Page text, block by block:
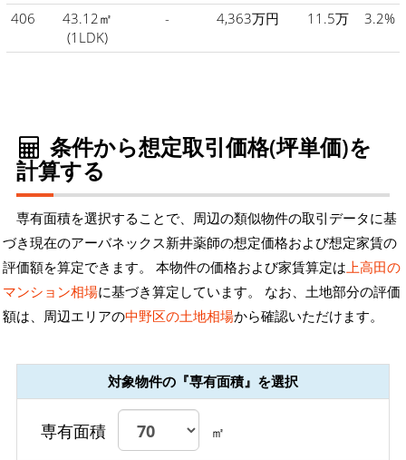
406
43.12㎡
(1LDK)
- 4,363万円 11.5万 3.2%
条件から想定取引価格(坪単価)を
計算する
専有面積を選択することで、周辺の類似物件の取引データに基
づき現在のアーバネックス新井薬師の想定価格および想定家賃の
評価額を算定できます。 本物件の価格および家賃算定は上高田の
マンション相場に基づき算定しています。 なお、土地部分の評価
額は、周辺エリアの中野区の土地相場から確認いただけます。
対象物件の『専有面積』を選択
専有面積 ㎡